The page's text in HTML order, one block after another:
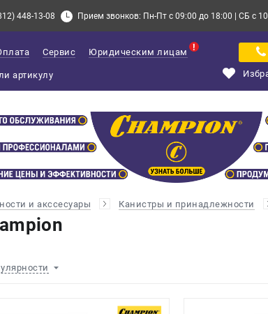
448-13-08 Прием звонков: Пн-Пт с 09:00 до 18:00 | СБ с
Сервис Юридическим лицам
и акссесуары Канистры и принадлежности